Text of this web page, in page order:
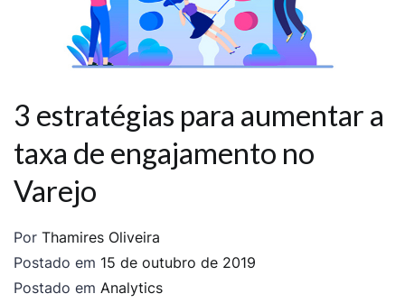
3 estratégias para aumentar a
taxa de engajamento no
Varejo
Por Thamires Oliveira
Postado em 15 de outubro de 2019
Postado em Analytics